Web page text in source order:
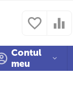
Politica cookies
Contul
meu